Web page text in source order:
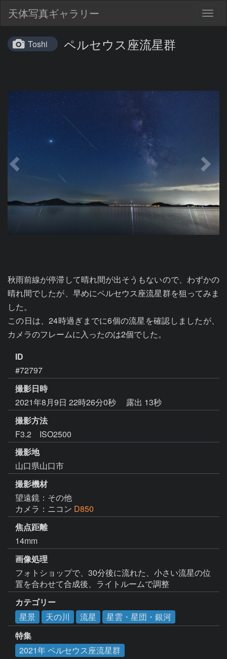
天体写真ギャラリー
Toshi ペルセウス座流星群
秋雨前線が停滞して晴れ間が出そうもないので、わずかの
晴れ間でしたが、早めにペルセウス座流星群を狙ってみま
した。
この日は、24時過ぎまでに6個の流星を確認しましたが、
カメラのフレームに入ったのは2個でした。
ID
#72797
撮影日時
2021年8月9日 22時26分0秒
露出 13秒
撮影方法
F3.2 ISO2500
撮影地
山口県山口市
撮影機材
望遠鏡：その他
カメラ：ニコン D850
焦点距離
14mm
画像処理
フォトショップで、30分後に流れた、小さい流星の位
置を合わせて合成後、ライトルームで調整
カテゴリー
星景
天の川 流星
星雲・星団・銀河
特集
2021年 ペルセウス座流星群